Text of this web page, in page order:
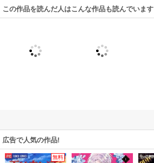
この作品を読んだ人はこんな作品も読んでいます
広告で人気の作品!
無料